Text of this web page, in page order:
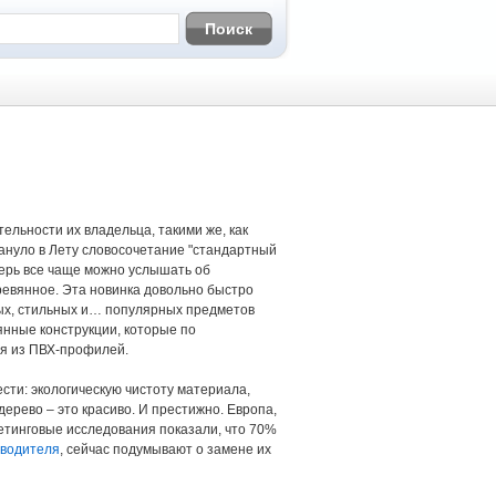
их владельца, такими же, как
в Лету словосочетание "стандартный
все чаще можно услышать об
Эта новинка довольно быстро
стильных и… популярных предметов
конструкции, которые по
из ПВХ-профилей.
экологическую чистоту материала,
– это красиво. И престижно. Европа,
исследования показали, что 70%
, сейчас подумывают о замене их